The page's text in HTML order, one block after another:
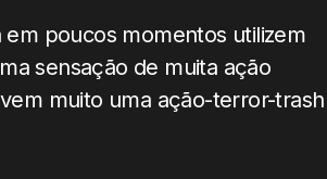
poucos momentos utilizem
sensação de muita ação
muito uma ação-terror-trash